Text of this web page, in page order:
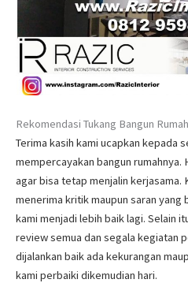
Rekomendasi Tukang Bangun
Terima kasih kami ucapkan kepada
mempercayakan bangun rumahnya.
agar bisa tetap menjalin kerjasama.
menerima kritik maupun saran yang
kami menjadi lebih baik lagi. Selain
review semua dan segala kegiatan
dijalankan baik ada kekurangan
kami perbaiki dikemudian hari.